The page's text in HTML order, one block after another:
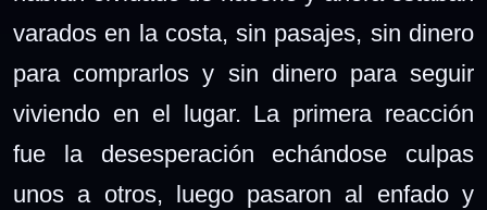
varados en la costa, sin pasajes, sin dinero
para comprarlos y sin dinero para seguir
viviendo en el lugar. La primera reacción
fue la desesperación echándose culpas
unos a otros, luego pasaron al enfado y